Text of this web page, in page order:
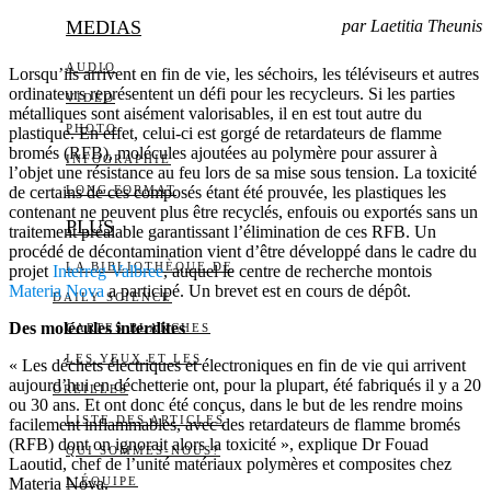
MEDIAS
AUDIO
VIDÉO
PHOTO
INFOGRAPHIE
LONG FORMAT
PLUS
LA BIBLIOTHÈQUE DE
DAILY SCIENCE
CARTES BLANCHES
LES YEUX ET LES
OREILLES
LISTE DES ARTICLES
QUI SOMMES-NOUS?
L’ÉQUIPE
par Laetitia Theunis
Lorsqu’ils arrivent en fin de vie, les séchoirs, les téléviseurs et autres
ordinateurs représentent un défi pour les recycleurs. Si les parties
métalliques sont aisément valorisables, il en est tout autre du
plastique. En effet, celui-ci est gorgé de retardateurs de flamme
bromés (RFB), molécules ajoutées au polymère pour assurer à
l’objet une résistance au feu lors de sa mise sous tension. La toxicité
de certains de ces composés étant été prouvée, les plastiques les
contenant ne peuvent plus être recyclés, enfouis ou exportés sans un
traitement préalable garantissant l’élimination de ces RFB. Un
procédé de décontamination vient d’être développé dans le cadre du
projet Interreg Valbree, auquel le centre de recherche montois
Materia Novaa participé. Un brevet est en cours de dépôt.
Des molécules interdites
« Les déchets électriques et électroniques en fin de vie qui arrivent
aujourd’hui en déchetterie ont, pour la plupart, été fabriqués il y a 20
ou 30 ans. Et ont donc été conçus, dans le but de les rendre moins
facilement inflammables, avec des retardateurs de flamme bromés
(RFB) dont on ignorait alors la toxicité », explique Dr Fouad
Laoutid, chef de l’unité matériaux polymères et composites chez
Materia Nova.